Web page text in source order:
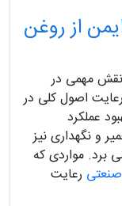
از روغن
نگهداری صحیح از روغن بهران درفش 68 نقش مهمی در
اصول کلی در
عملکرد
و نگهداری نیز
برد. مواردی که
صنعتی رعایت